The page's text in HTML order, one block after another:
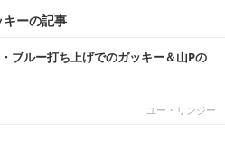
キーの記事
ブルー打ち上げでのガッキー＆山Pの
ユー・リンジー